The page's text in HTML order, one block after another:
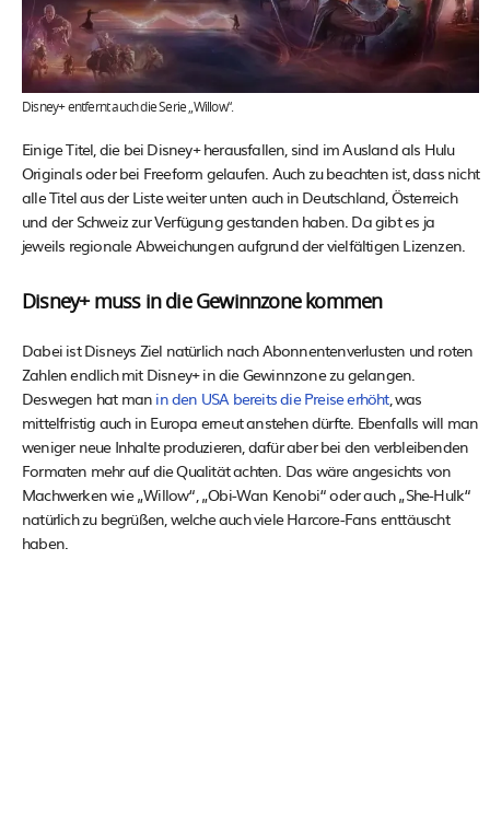
Disney+ entfernt auch die Serie „Willow“.
Einige Titel, die bei Disney+ herausfallen, sind im Ausland als Hulu
Originals oder bei Freeform gelaufen. Auch zu beachten ist, dass nicht
alle Titel aus der Liste weiter unten auch in Deutschland, Österreich
und der Schweiz zur Verfügung gestanden haben. Da gibt es ja
jeweils regionale Abweichungen aufgrund der vielfältigen Lizenzen.
Disney+ muss in die Gewinnzone kommen
Dabei ist Disneys Ziel natürlich nach Abonnentenverlusten und roten
Zahlen endlich mit Disney+ in die Gewinnzone zu gelangen.
Deswegen hat man in den USA bereits die Preise erhöht, was
mittelfristig auch in Europa erneut anstehen dürfte. Ebenfalls will man
weniger neue Inhalte produzieren, dafür aber bei den verbleibenden
Formaten mehr auf die Qualität achten. Das wäre angesichts von
Machwerken wie „Willow“, „Obi-Wan Kenobi“ oder auch „She-Hulk“
natürlich zu begrüßen, welche auch viele Harcore-Fans enttäuscht
haben.